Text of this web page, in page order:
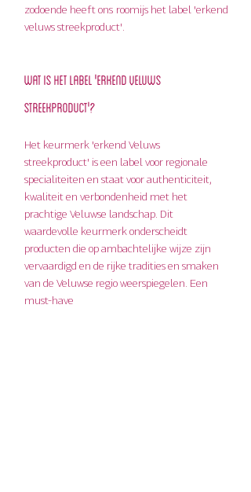
zodoende heeft ons roomijs het label 'erkend
veluws streekproduct'.
Wat is het label 'erkend veluws
streekproduct'?
Het keurmerk 'erkend Veluws
streekproduct' is een label voor regionale
specialiteiten en staat voor authenticiteit,
kwaliteit en verbondenheid met het
prachtige Veluwse landschap. Dit
waardevolle keurmerk onderscheidt
producten die op ambachtelijke wijze zijn
vervaardigd en de rijke tradities en smaken
van de Veluwse regio weerspiegelen. Een
must-have